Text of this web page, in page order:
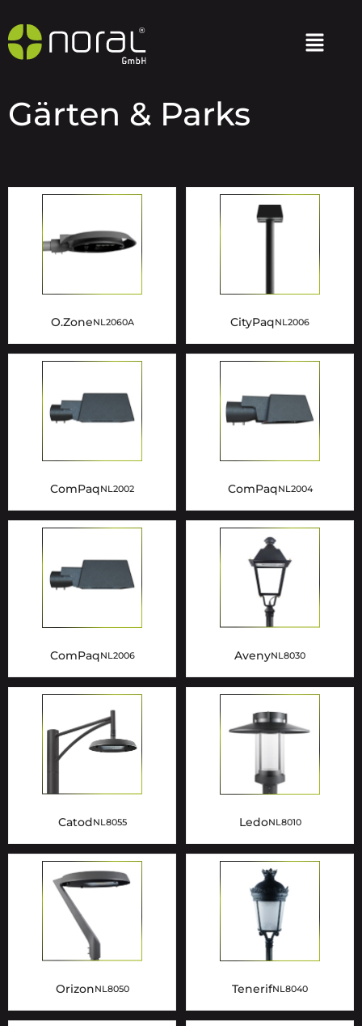
Gärten & Parks
O.ZoneNL2060A CityPaqNL2006
ComPaqNL2002 ComPaqNL2004
ComPaqNL2006 AvenyNL8030
CatodNL8055 LedoNL8010
OrizonNL8050 TenerifNL8040